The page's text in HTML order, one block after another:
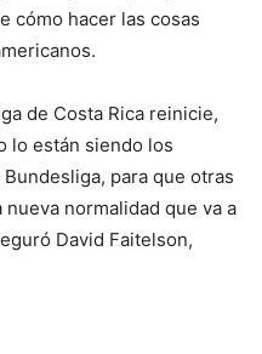
cómo hacer las cosas
de Costa Rica reinicie,
lo están siendo los
para que otras
normalidad que va a
David Faitelson,